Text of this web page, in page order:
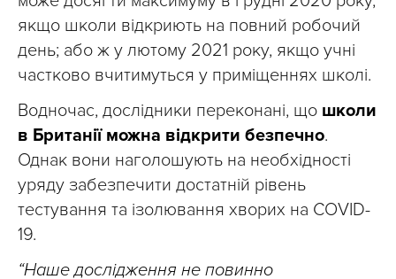
якщо школи відкриють на повний робочий
день; або ж у лютому 2021 року, якщо учні
частково вчитимуться у приміщеннях школі.
Водночас, дослідники переконані, що школи
в Британії можна відкрити безпечно.
Однак вони наголошують на необхідності
уряду забезпечити достатній рівень
тестування та ізолювання хворих на COVID-
19.
“Наше дослідження не повинно